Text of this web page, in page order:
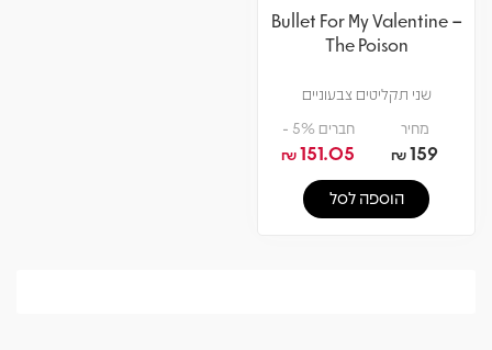
Bullet For My Valentine –
The Poison
שני תקליטים צבעוניים
מחיר
159
₪
חברים 5% -
151.05
₪
הוספה לסל